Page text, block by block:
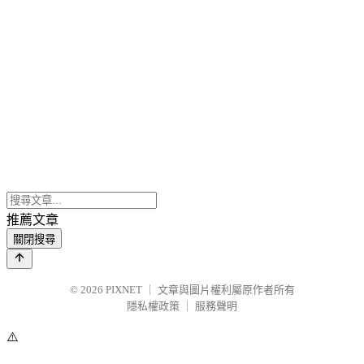
推薦文章
關閉搜尋
© 2026 PIXNET
文章與圖片權利屬原作者所有
隱私權政策
服務聲明
⚠️